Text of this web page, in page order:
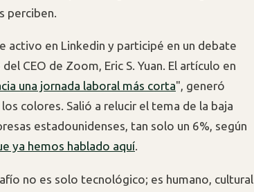
perciben.
activo en Linkedin y participé en un debate
CEO de Zoom, Eric S. Yuan. El artículo en
una jornada laboral más corta", generó
colores. Salió a relucir el tema de la baja
estadounidenses, tan solo un 6%, según
ya hemos hablado aquí.
no es solo tecnológico; es humano, cultural